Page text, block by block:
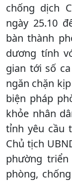
chống dịch
ngày 25.10
bàn thành
dương tính
gian tới số
ngăn chặn
biện pháp
khỏe nhân
tỉnh yêu cầu
Chủ tịch
phường
phòng,